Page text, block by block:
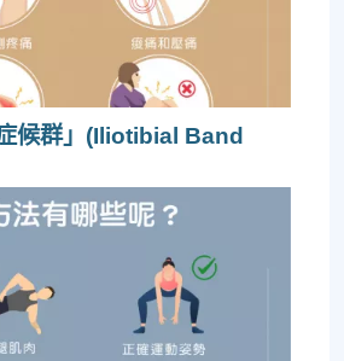
候群」(Iliotibial Band